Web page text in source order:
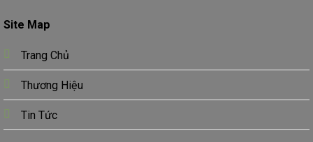
Site Map
Trang Chủ
Thương Hiệu
Tin Tức